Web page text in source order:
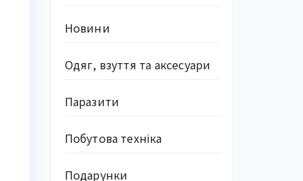
Новини
Одяг, взуття та аксесуари
Паразити
Побутова техніка
Подарунки